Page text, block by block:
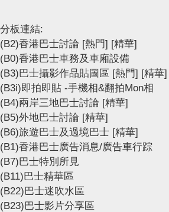
分板連結:
(B2)香港巴士討論 [熱門] [精華]
(B0)香港巴士車務及車廂設備
(B3)巴士攝影作品貼圖區 [熱門] [精華]
(B3i)即拍即貼 -手機相&翻拍Mon相
(B4)兩岸三地巴士討論 [精華]
(B5)外地巴士討論 [精華]
(B6)旅遊巴士及過境巴士 [精華]
(B1)香港巴士廣告消息/廣告車行踪
(B7)巴士特別所見
(B11)巴士精華區
(B22)巴士迷吹水區
(B23)巴士影片分享區